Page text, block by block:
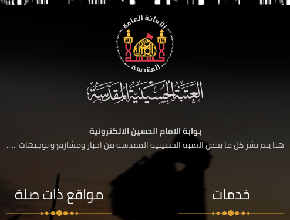
بوابة الامام الحسين الالكترونية
هنا يتم نشر كل ما يخص العتبة الحسينية المقدسة من اخبار ومشاريع و توجيهات ......
خدمات مواقع ذات صلة